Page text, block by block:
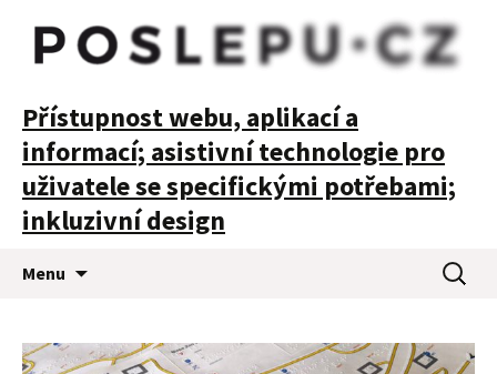
POSLEPU
Přístupnost webu, aplikací a
informací; asistivní technologie pro
uživatele se specifickými potřebami;
inkluzivní design
Menu
webu